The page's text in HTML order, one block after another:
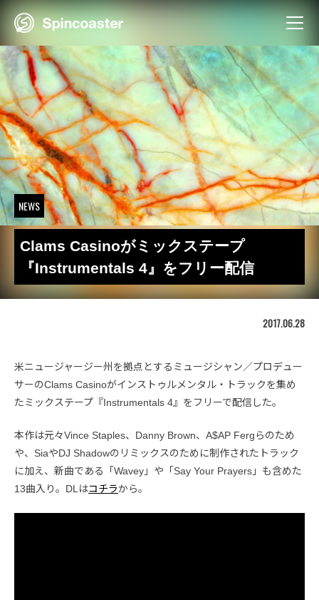
Skip
NEWS
Clams Casinoがミックステープ
『Instrumentals 4』をフリー配信
2017.06.28
米ニュージャージー州を拠点とするミュージシャン／プロデュー
サーのClams Casinoがインストゥルメンタル・トラックを集め
たミックステープ『Instrumentals 4』をフリーで配信した。
本作は元々Vince Staples、Danny Brown、A$AP Fergらのため
や、SiaやDJ Shadowのリミックスのために制作されたトラック
に加え、新曲である「Wavey」や「Say Your Prayers」も含めた
13曲入り。DLはコチラから。